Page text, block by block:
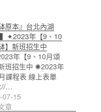
原本』台北內湖
年【9、10
】新班招生中
年【9、10月頌
班招生中 ✺2023年
課程表 線上表單
…
07-15
章